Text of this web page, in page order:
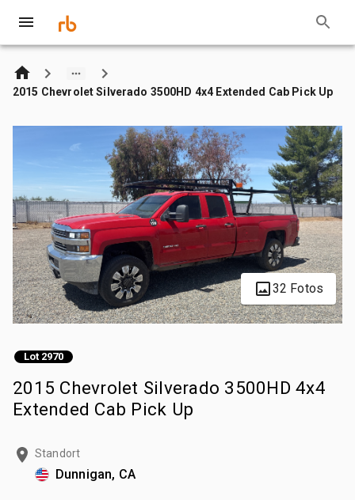
2015 Chevrolet Silverado 3500HD 4x4 Extended Cab Pick Up
32 Fotos
Lot 2970
2015 Chevrolet Silverado 3500HD 4x4
Extended Cab Pick Up
Standort
Dunnigan, CA